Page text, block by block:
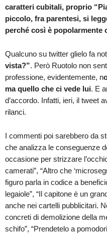
caratteri cubitali, proprio
piccolo, fra parentesi, si
perché così è popolarmente
Qualcuno su twitter glielo fa
vista?”. Però Ruotolo non
professione, evidentemente, n
ma quello che ci vede lui. E
d’accordo. Infatti, ieri, il tweet
rilanci.
I commenti poi sarebbero da
che analizza le conseguenze
occasione per strizzare
camerati”, “Altro che
figuro parla in codice a
legaiole”, “Il capitone è un
anche nei cartelli pubblicitari.
concreti di demolizione della
schifo”, “Prendetelo a